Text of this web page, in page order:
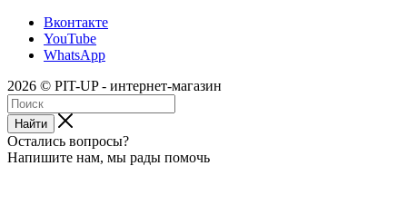
Вконтакте
YouTube
WhatsApp
2026 © PIT-UP - интернет-магазин
Найти
Остались вопросы?
Напишите нам, мы рады помочь